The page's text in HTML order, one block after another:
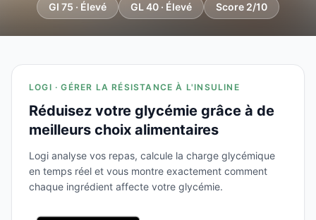
GI 75 · Élevé GL 40 · Élevé Score 2/10
LOGI · GÉRER LA RÉSISTANCE À L'INSULINE
Réduisez votre glycémie grâce à de
meilleurs choix alimentaires
Logi analyse vos repas, calcule la charge glycémique
en temps réel et vous montre exactement comment
chaque ingrédient affecte votre glycémie.